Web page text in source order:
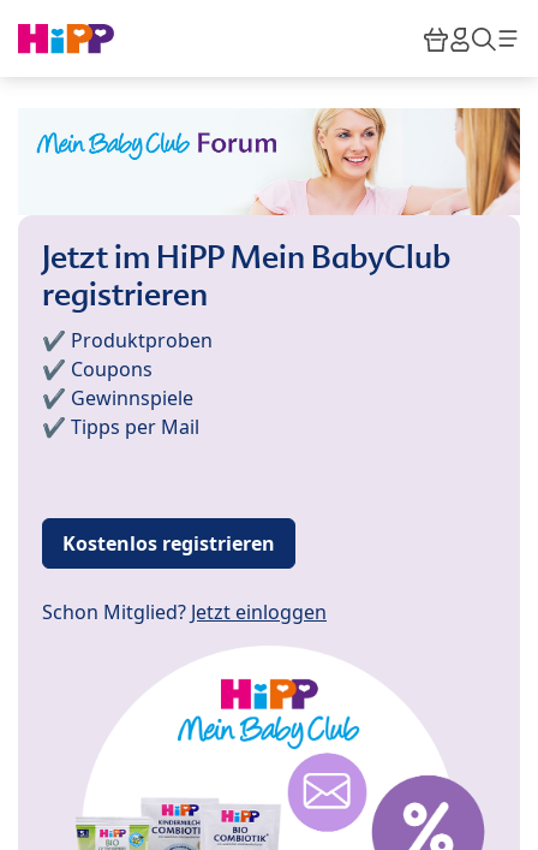
HiPP
Jetzt im HiPP Mein BabyClub
registrieren
✔️ Produktproben
✔️ Coupons
✔️ Gewinnspiele
✔️ Tipps per Mail
Kostenlos registrieren
Schon Mitglied? Jetzt einloggen